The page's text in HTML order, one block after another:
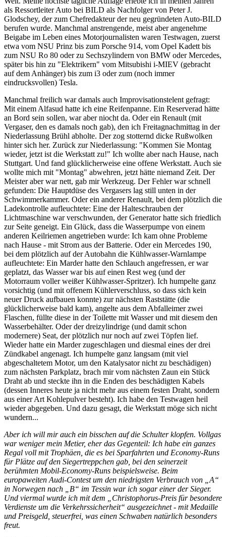
als Ressortleiter Auto bei BILD als Nachfolger von Peter J.
Glodschey, der zum Chefredakteur der neu gegründeten Auto-BILD
berufen wurde. Manchmal anstrengende, meist aber angenehme
Beigabe im Leben eines Motorjournalisten waren Testwagen, zuerst
etwa vom NSU Prinz bis zum Porsche 914, vom Opel Kadett bis
zum NSU Ro 80 oder zu Sechszylindern von BMW oder Mercedes,
später bis hin zu "Elektrikern" vom Mitsubishi i-MIEV (gebracht
auf dem Anhänger) bis zum i3 oder zum (noch immer
eindrucksvollen) Tesla.
Manchmal freilich war damals auch Improvisationstelent gefragt:
Mit einem Alfasud hatte ich eine Reifenpanne. Ein Reserverad hätte
an Bord sein sollen, war aber niocht da. Oder ein Renault (mit
Vergaser, den es damals noch gab), den ich Freitagnachmittag in der
Niederlassung Brühl abholte. Der zog stotternd dicke Rußwolken
hinter sich her. Zurück zur Niederlassung: "Kommen Sie Montag
wieder, jetzt ist die Werkstatt zu!" Ich wollte aber nach Hause, nach
Stuttgart. Und fand glücklicherweise eine offene Werkstatt. Auch sie
wollte mich mit "Montag" abwehren, jetzt hätte niemand Zeit. Der
Meister aber war nett, gab mir Werkzeug. Der Fehler war schnell
gefunden: Die Hauptdüse des Vergasers lag still unten in der
Schwimmerkammer. Oder ein anderer Renault, bei dem plötzlich die
Ladekontrolle aufleuchtete: Eine der Halteschrauben der
Lichtmaschine war verschwunden, der Generator hatte sich friedlich
zur Seite geneigt. Ein Glück, dass die Wasserpumpe von einem
anderen Keilriemen angetrieben wurde: Ich kam ohne Probleme
nach Hause - mit Strom aus der Batterie. Oder ein Mercedes 190,
bei dem plötzlich auf der Autobahn die Kühlwasser-Warnlampe
aufleuchtete: Ein Marder hatte den Schlauch angefressen, er war
geplatzt, das Wasser war bis auf einen Rest weg (und der
Motorraum voller weißer Kühlwasser-Spritzer). Ich humpelte ganz
vorsichtig (und mit offenem Kühlerverschluss, so dass sich kein
neuer Druck aufbauen konnte) zur nächsten Raststätte (die
glücklicherweise bald kam), angelte aus dem Abfalleimer zwei
Flaschen, füllte diese in der Toilette mit Wasser und mit diesem den
Wasserbehälter. Oder der dreizylindrige (und damit schon
modernere) Seat, der plötzlich nur noch auf zwei Töpfen lief.
Wieder hatte ein Marder zugeschlagen und diesmal eines der drei
Zündkabel angenagt. Ich humpelte ganz langsam (mit viel
abgeschaltetem Motor, um den Katalysator nicht zu beschädigen)
zum nächsten Parkplatz, brach mir vom nächsten Zaun ein Stück
Draht ab und steckte ihn in die Enden des beschädigten Kabels
(dessen Inneres heute ja nicht mehr aus einem festen Draht, sondern
aus einer Art Kohlepulver besteht). Ich habe den Testwagen heil
wieder abgegeben. Und dazu gesagt, die Werkstatt möge sich nicht
wundern...
Aber ich will mir auch ein bisschen auf die Schulter klopfen. Vollgas
war weniger mein Metier, eher das Gegenteil: Ich habe ein ganzes
Regal voll mit Trophäen, die es bei Sparfahrten und Economy-Runs
für Plätze auf den Siegertreppchen gab, bei den seinerzeit
berühmten Mobil-Economy-Runs beispielsweise. Beim
europaweiten Audi-Contest um den niedrigsten Verbrauch von „A“
in Norwegen nach „B“ im Tessin war ich sogar einer der Sieger.
Und viermal wurde ich mit dem „Christophorus-Preis für besondere
Verdienste um die Verkehrssicherheit“ ausgezeichnet - mit Medaille
und Preisgeld, steuerfrei, was einen Schwaben natürlich besonders
freut.